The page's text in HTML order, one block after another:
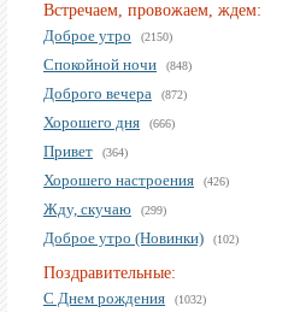
Встречаем, провожаем, ждем:
Доброе утро
(2150)
Спокойной ночи (848)
Доброго вечера (872)
Хорошего дня (666)
Привет (364)
Хорошего настроения (426)
Жду, скучаю (299)
Доброе утро (Новинки) (102)
Поздравительные:
С Днем рождения
(1032)